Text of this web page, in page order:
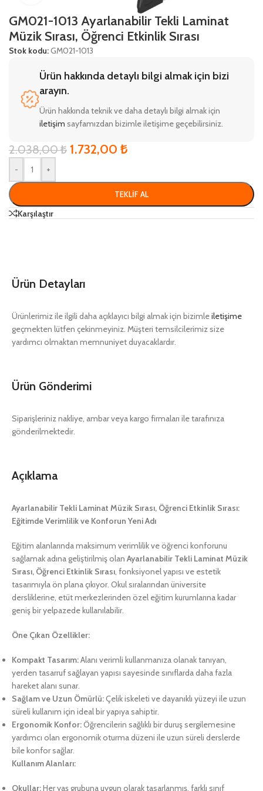
GM021-1013 Ayarlanabilir Tekli Laminat
Müzik Sırası, Öğrenci Etkinlik Sırası
Stok kodu:GM021-1013
Ürün hakkında detaylı bilgi almak için bizi
arayın.
Ürün hakkında teknik ve daha detaylı bilgi almak için
iletişim sayfamızdan bizimle iletişime geçebilirsiniz.
2.038,00₺ 1.732,00 ₺
- +
TEKLIF AL
Karşılaştır
Ürün Detayları
Ürünlerimiz ile ilgili daha açıklayıcı bilgi almak için bizimleiletişime
geçmekten lütfen çekinmeyiniz. Müşteri temsilcilerimiz size
yardımcı olmaktan memnuniyet duyacaklardır.
Ürün Gönderimi
Siparişleriniz nakliye, ambar veya kargo firmaları ile tarafınıza
gönderilmektedir.
Açıklama
Ayarlanabilir Tekli Laminat Müzik Sırası, Öğrenci Etkinlik Sırası:
Eğitimde Verimlilik ve Konforun Yeni Adı
Eğitim alanlarında maksimum verimlilik ve öğrenci konforunu
sağlamak adına geliştirilmiş olan Ayarlanabilir Tekli Laminat Müzik
Sırası, Öğrenci Etkinlik Sırası, fonksiyonel yapısı ve estetik
tasarımıyla ön plana çıkıyor. Okul sıralarından üniversite
dersliklerine, etüt merkezlerinden özel eğitim kurumlarına kadar
geniş bir yelpazede kullanılabilir.
Öne Çıkan Özellikler:
Kompakt Tasarım:Alanı verimli kullanmanıza olanak tanıyan,
yerden tasarruf sağlayan yapısı sayesinde sınıflarda daha fazla
hareket alanı sunar.
Sağlam ve Uzun Ömürlü:Çelik iskeleti ve dayanıklı yüzeyi ile uzun
süreli kullanım için ideal bir yapıya sahiptir.
Ergonomik Konfor:Öğrencilerin sağlıklı bir duruş sergilemesine
yardımcı olan ergonomik oturma düzeni ile uzun süreli derslerde
bile konfor sağlar.
Kullanım Alanları:
Okullar:Her yaş grubuna uygun olarak tasarlanmış, farklı sınıf